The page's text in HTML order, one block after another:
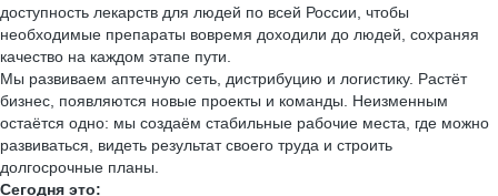
доступность лекарств для людей по всей России, чтобы
необходимые препараты вовремя доходили до людей, сохраняя
качество на каждом этапе пути.
Мы развиваем аптечную сеть, дистрибуцию и логистику. Растёт
бизнес, появляются новые проекты и команды. Неизменным
остаётся одно: мы создаём стабильные рабочие места, где можно
развиваться, видеть результат своего труда и строить
долгосрочные планы.
Сегодня это: